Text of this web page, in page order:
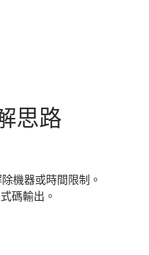
思路
機器或時間限制。
碼輸出。